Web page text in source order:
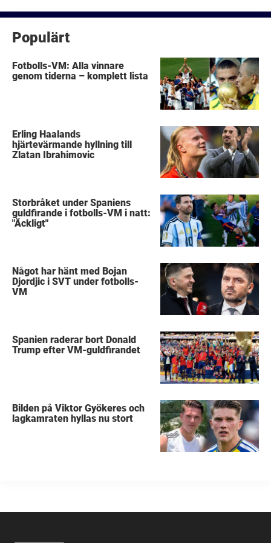
Populärt
Fotbolls-VM: Alla vinnare
genom tiderna – komplett lista
Erling Haalands
hjärtevärmande hyllning till
Zlatan Ibrahimovic
Storbråket under Spaniens
guldfirande i fotbolls-VM i natt:
"Äckligt"
Något har hänt med Bojan
Djordjic i SVT under fotbolls-
VM
Spanien raderar bort Donald
Trump efter VM-guldfirandet
Bilden på Viktor Gyökeres och
lagkamraten hyllas nu stort